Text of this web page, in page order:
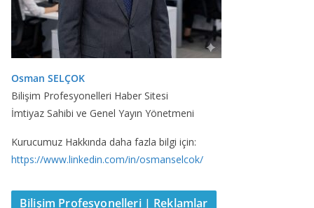
Osman SELÇOK
Bilişim Profesyonelleri Haber Sitesi
İmtiyaz Sahibi ve Genel Yayın Yönetmeni
Kurucumuz Hakkında daha fazla bilgi için:
https://www.linkedin.com/in/osmanselcok/
Bilişim Profesyonelleri | Reklamlar